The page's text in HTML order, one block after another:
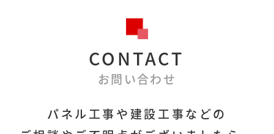
受付時間平日8:30～17:00
フォームはこちら
CONTACT
お問い合わせ
パネル工事や建設工事などの